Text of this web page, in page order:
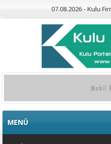
07.08.2026 - Kulu
MENÜ